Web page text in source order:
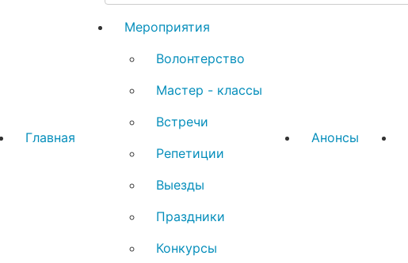
Главная
Мероприятия
Волонтерство
Мастер - классы
Встречи
Репетиции
Выезды
Праздники
Конкурсы
Анонсы